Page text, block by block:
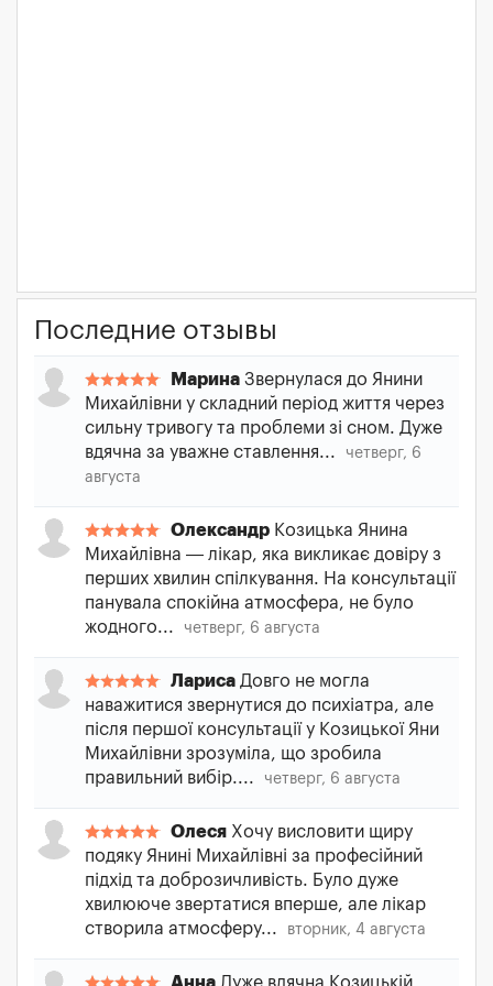
Последние отзывы
Марина Звернулася до Янини
Михайлівни у складний період життя через
сильну тривогу та проблеми зі сном. Дуже
вдячна за уважне ставлення...
четверг, 6
августа
Олександр Козицька Янина
Михайлівна — лікар, яка викликає довіру з
перших хвилин спілкування. На консультації
панувала спокійна атмосфера, не було
жодного...
четверг, 6 августа
Лариса Довго не могла
наважитися звернутися до психіатра, але
після першої консультації у Козицької Яни
Михайлівни зрозуміла, що зробила
правильний вибір....
четверг, 6 августа
Олеся Хочу висловити щиру
подяку Янині Михайлівні за професійний
підхід та доброзичливість. Було дуже
хвилююче звертатися вперше, але лікар
створила атмосферу...
вторник, 4 августа